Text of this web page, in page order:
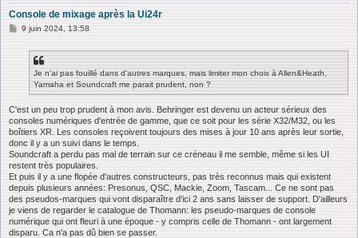
Console de mixage après la Ui24r
M9 juin 2024, 13:58
Je n'ai pas fouillé dans d'autres marques, mais limiter mon choix à Allen&Heath,
Yamaha et Soundcraft me parait prudent, non ?
C'est un peu trop prudent à mon avis. Behringer est devenu un acteur sérieux des
consoles numériques d'entrée de gamme, que ce soit pour les série X32/M32, ou les
boîtiers XR. Les consoles reçoivent toujours des mises à jour 10 ans après leur sortie,
donc il y a un suivi dans le temps.
Soundcraft a perdu pas mal de terrain sur ce créneau il me semble, même si les UI
restent très populaires.
Et puis il y a une flopée d'autres constructeurs, pas très reconnus mais qui existent
depuis plusieurs années: Presonus, QSC, Mackie, Zoom, Tascam... Ce ne sont pas
des pseudos-marques qui vont disparaître d'ici 2 ans sans laisser de support. D'ailleurs
je viens de regarder le catalogue de Thomann: les pseudo-marques de console
numérique qui ont fleuri à une époque - y compris celle de Thomann - ont largement
disparu. Ca n'a pas dû bien se passer.